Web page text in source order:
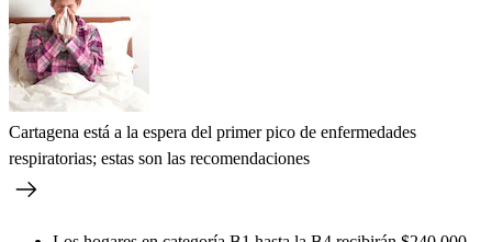
Cartagena está a la espera del primer pico de enfermedades
respiratorias; estas son las recomendaciones